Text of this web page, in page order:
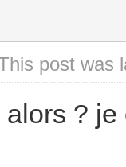
post was
?